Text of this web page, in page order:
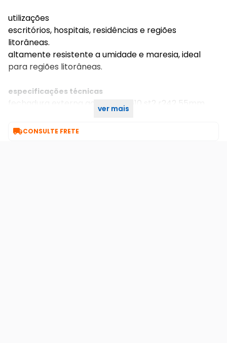
utilizações
escritórios, hospitais, residências e regiões
litorâneas.
altamente resistente a umidade e maresia, ideal
para regiões litorâneas.
especificações técnicas
fechadura externa aço inox mi610 st2 r242 55mm
ver mais
CONSULTE FRETE